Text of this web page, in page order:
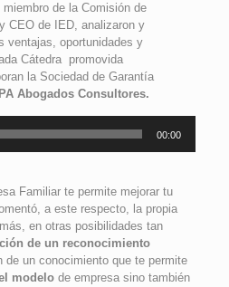
de la Comisión de
CEO de IED, analizaron y
ventajas, oportunidades y
Cátedra promovida
la Sociedad de Garantía
Abogados Consultores.
00:00
Familiar te permite mejorar tu
a este respecto, la propia
en otras posibilidades tan
de un reconocimiento
un conocimiento que te permite
modelode empresa sino también